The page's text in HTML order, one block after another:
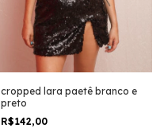
cropped lara paetê branco e
preto
R$142,00